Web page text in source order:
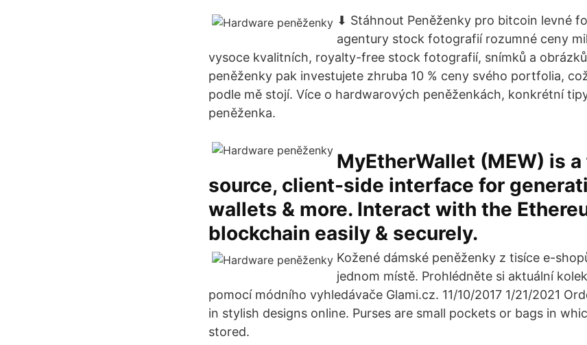
⬇ Stáhnout Peněženky pro bitcoin levné
agentury stock fotografií rozumné ceny
vysoce kvalitních, royalty-free stock fotografií, snímků a
peněženky pak investujete zhruba 10 % ceny svého portfolia,
podle mě stojí. Více o hardwarových peněženkách, konkrétní
peněženka.
MyEtherWallet (MEW) is
source, client-side interface for
wallets & more. Interact with the
blockchain easily & securely.
Kožené dámské peněženky z tisíce e-
jednom místě. Prohlédněte si aktuální
pomocí módního vyhledávače Glami.cz. 11/10/2017 1/21/2021
in stylish designs online. Purses are small pockets or bags in
stored.